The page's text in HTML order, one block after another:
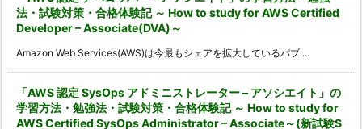
法・試験対策・合格体験記 ～ How to study for AWS Certified
Developer – Associate(DVA)～
Amazon Web Services(AWS)は今最もシェアを拡大しているパブ ...
「AWS 認定 SysOps アドミニストレーター – アソシエイト」の
学習方法・勉強法・試験対策・合格体験記 ～ How to study for
AWS Certified SysOps Administrator – Associate～(新試験S